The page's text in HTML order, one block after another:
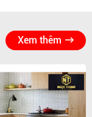
Xem thêm